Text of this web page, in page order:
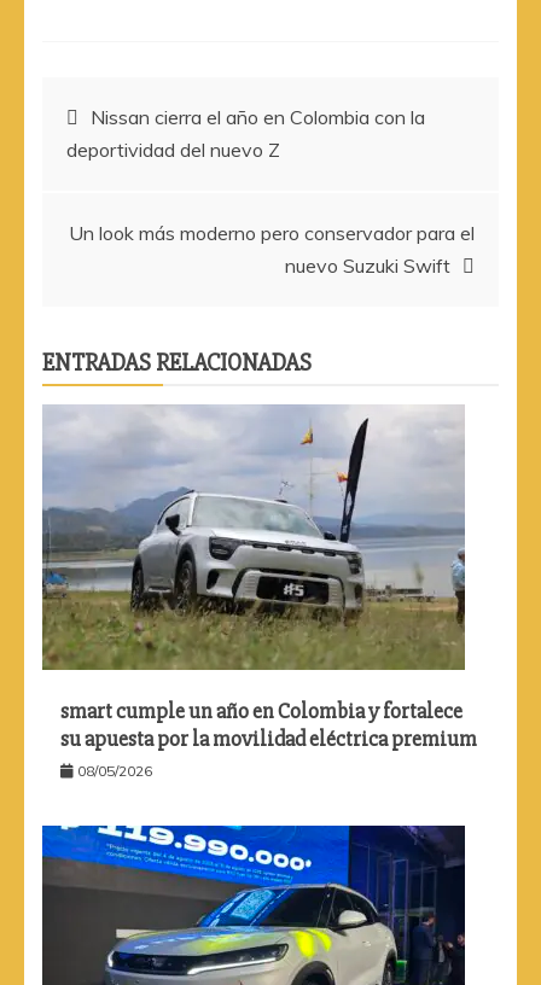
Navegación
de
entradas
Nissan cierra el año en Colombia con la
deportividad del nuevo Z
Un look más moderno pero conservador para el
nuevo Suzuki Swift
ENTRADAS RELACIONADAS
smart cumple un año en Colombia y fortalece
su apuesta por la movilidad eléctrica premium
08/05/2026